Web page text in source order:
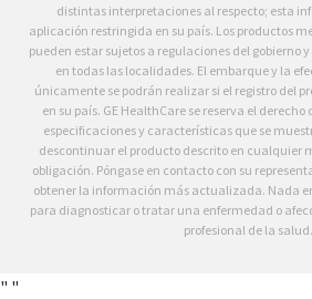
distintas interpretaciones al respecto; esta
aplicación restringida en su país. Los productos
pueden estar sujetos a regulaciones del gobierno
en todas las localidades. El embarque y la
únicamente se podrán realizar si el registro del
en su país. GE HealthCare se reserva el
especificaciones y características que se
descontinuar el producto descrito en cualquier
obligación. Póngase en contacto con su
obtener la información más actualizada. Nada
para diagnosticar o tratar una enfermedad o
profesional de la salud.
" "